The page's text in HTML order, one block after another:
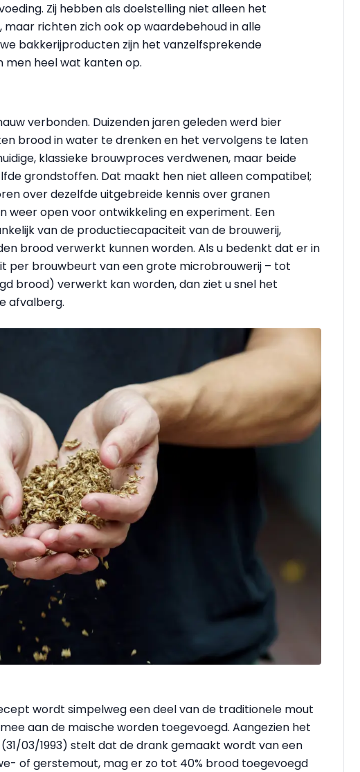
Zij hebben als doelstelling niet alleen het
richten zich ook op waardebehoud in alle
bakkerijproducten zijn het vanzelfsprekende
heel wat kanten op.
verbonden. Duizenden jaren geleden werd bier
brood in water te drenken en het vervolgens te laten
klassieke brouwproces verdwenen, maar beide
grondstoffen. Dat maakt hen niet alleen compatibel;
over dezelfde uitgebreide kennis over granen
weer open voor ontwikkeling en experiment. Een
van de productiecapaciteit van de brouwerij,
brood verwerkt kunnen worden. Als u bedenkt dat er in
per brouwbeurt van een grote microbrouwerij – tot
brood) verwerkt kan worden, dan ziet u snel het
afvalberg.
wordt simpelweg een deel van de traditionele mout
aan de maische worden toegevoegd. Aangezien het
03/1993) stelt dat de drank gemaakt wordt van een
of gerstemout, mag er zo tot 40% brood toegevoegd